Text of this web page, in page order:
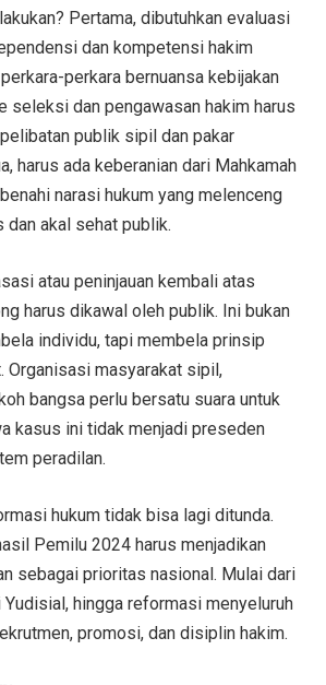
Pertama, dibutuhkan evaluasi
dan kompetensi hakim
perkara bernuansa kebijakan
seleksi dan pengawasan hakim harus
publik sipil dan pakar
harus ada keberanian dari Mahkamah
narasi hukum yang melenceng
akal sehat publik.
atau peninjauan kembali atas
harus dikawal oleh publik. Ini bukan
individu, tapi membela prinsip
Organisasi masyarakat sipil,
bangsa perlu bersatu suara untuk
kasus ini tidak menjadi preseden
peradilan.
hukum tidak bisa lagi ditunda.
Pemilu 2024 harus menjadikan
sebagai prioritas nasional. Mulai dari
hingga reformasi menyeluruh
promosi, dan disiplin hakim.